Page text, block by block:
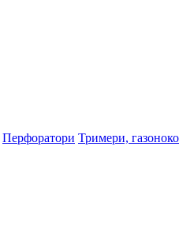
Перфоратори Тримери,